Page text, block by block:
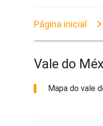
Página inicial
Vale do
Mapa do vale